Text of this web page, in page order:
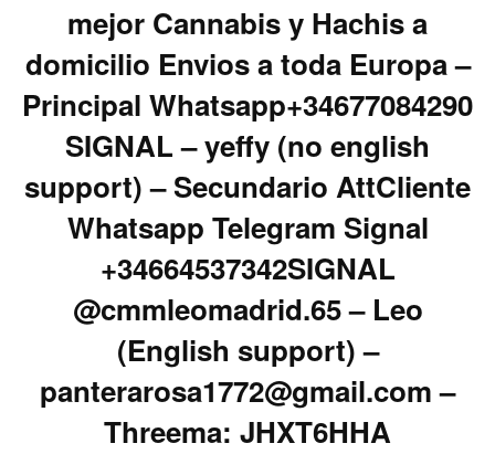
mejor Cannabis y Hachis a
domicilio Envios a toda Europa –
Principal Whatsapp+34677084290
SIGNAL – yeffy (no english
support) – Secundario AttCliente
Whatsapp Telegram Signal
+34664537342SIGNAL
@cmmleomadrid.65 – Leo
(English support) –
panterarosa1772@gmail.com –
Threema: JHXT6HHA